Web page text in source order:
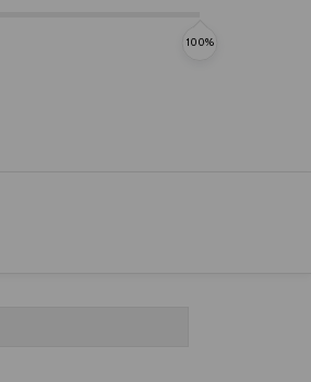
100%